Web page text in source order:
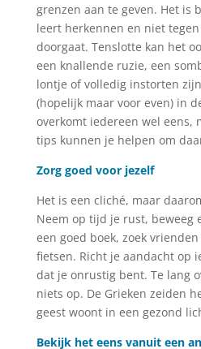
grenzen aan te geven. Het is
leert herkennen en niet
doorgaat. Tenslotte kan het
een knallende ruzie, een
lontje of volledig instorten
(hopelijk maar voor even) in
overkomt iedereen wel eens,
tips kunnen je helpen om
Zorg goed voor jezelf
Het is een cliché, maar
Neem op tijd je rust, beweeg
een goed boek, zoek
fietsen. Richt je aandacht op
dat je onrustig bent. Te lang
niets op. De Grieken zeiden
geest woont in een gezond
Bekijk het eens vanuit een